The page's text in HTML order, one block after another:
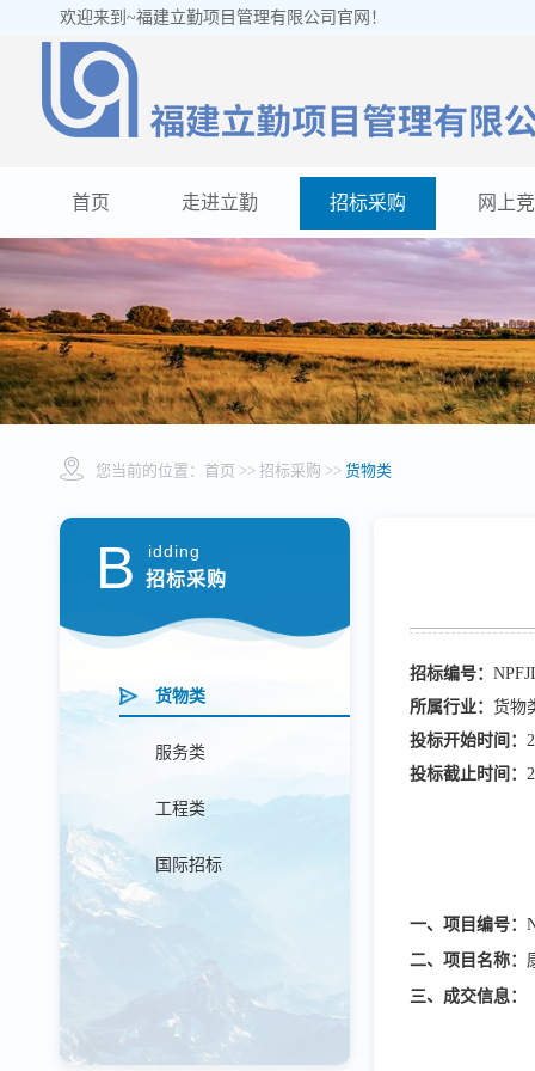
欢迎来到~福建立勤项目管理有限公司官网！
首页 走进立勤 招标采购 网上
您当前的位置： 首页 >> 招标采购 >> 货物类
B idding
招标采购
货物类
服务类
工程类
国际招标
招标编号：
所属行业： 货物
投标开始时间：
投标截止时间：
一、项目编号：
二、项目名称：
三、成交信息 ：